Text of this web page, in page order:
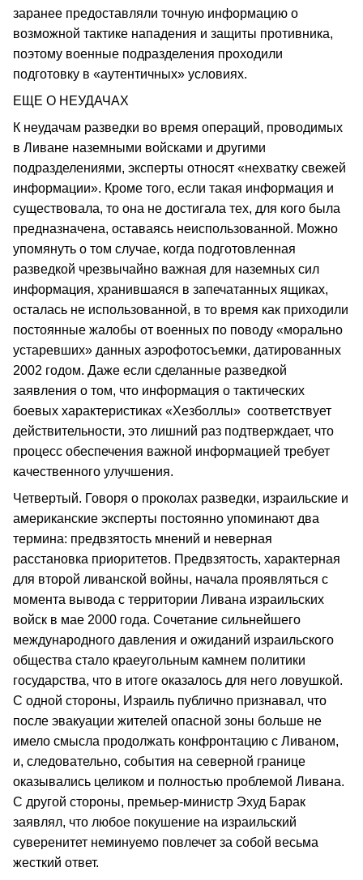
заранее предоставляли точную информацию о
возможной тактике нападения и защиты противника,
поэтому военные подразделения проходили
подготовку в «аутентичных» условиях.
ЕЩЕ О НЕУДАЧАХ
К неудачам разведки во время операций, проводимых
в Ливане наземными войсками и другими
подразделениями, эксперты относят «нехватку свежей
информации». Кроме того, если такая информация и
существовала, то она не достигала тех, для кого была
предназначена, оставаясь неиспользованной. Можно
упомянуть о том случае, когда подготовленная
разведкой чрезвычайно важная для наземных сил
информация, хранившаяся в запечатанных ящиках,
осталась не использованной, в то время как приходили
постоянные жалобы от военных по поводу «морально
устаревших» данных аэрофотосъемки, датированных
2002 годом. Даже если сделанные разведкой
заявления о том, что информация о тактических
боевых характеристиках «Хезболлы» соответствует
действительности, это лишний раз подтверждает, что
процесс обеспечения важной информацией требует
качественного улучшения.
Четвертый. Говоря о проколах разведки, израильские и
американские эксперты постоянно упоминают два
термина: предвзятость мнений и неверная
расстановка приоритетов. Предвзятость, характерная
для второй ливанской войны, начала проявляться с
момента вывода с территории Ливана израильских
войск в мае 2000 года. Сочетание сильнейшего
международного давления и ожиданий израильского
общества стало краеугольным камнем политики
государства, что в итоге оказалось для него ловушкой.
С одной стороны, Израиль публично признавал, что
после эвакуации жителей опасной зоны больше не
имело смысла продолжать конфронтацию с Ливаном,
и, следовательно, события на северной границе
оказывались целиком и полностью проблемой Ливана.
С другой стороны, премьер-министр Эхуд Барак
заявлял, что любое покушение на израильский
суверенитет неминуемо повлечет за собой весьма
жесткий ответ.